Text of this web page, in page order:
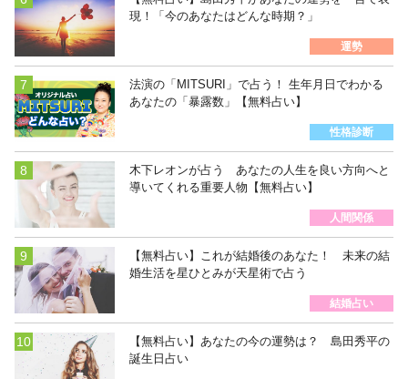
現！「今のあなたはどんな時期？」
運勢
法演の「MITSURI」で占う！ 生年月日でわかる
あなたの「暴露数」【無料占い】
性格診断
木下レオンが占う あなたの人生を良い方向へと
導いてくれる重要人物【無料占い】
人間関係
【無料占い】これが結婚後のあなた！ 未来の結
婚生活を星ひとみが天星術で占う
結婚占い
【無料占い】あなたの今の運勢は？ 島田秀平の
誕生日占い